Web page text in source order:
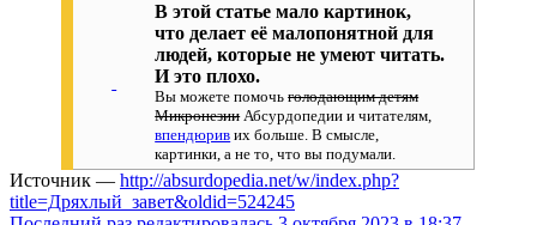
В этой статье мало картинок,
что делает её малопонятной для
людей, которые не умеют читать.
И это плохо.
Вы можете помочьголодающим детям
МикронезииАбсурдопедии и читателям,
впендюрив их больше. В смысле,
картинки, а не то, что вы подумали.
Источник — http://absurdopedia.net/w/index.php?
title=Дряхлый_завет&oldid=524245